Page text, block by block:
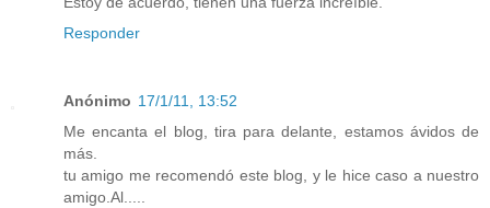
Responder
Anónimo 17/1/11, 13:52
Me encanta el blog, tira para delante, estamos ávidos de
más.
tu amigo me recomendó este blog, y le hice caso a nuestro
amigo.Al.....